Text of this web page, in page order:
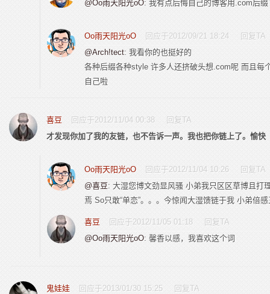
@Oo雨天阳光oO: 我有点后悔自己的博客用.com后
Oo雨天阳光oO 回应于2012/09/21 18:24
回复TA
@Arch!tect: 我看你的也挺好的
各种后缀各种style 许多人还挤破头想.com呢 而且每
自己啦
喜豆 回应于2012/11/04 00:38
回复TA
才发现你加了我的友链，也不告诉一声。我也把你链上了。愉快
Oo雨天阳光oO 回应于2012/11/04 10:26
回复TA
@喜豆: 大湿您博文劲显风骚 小弟我只区区草博且打
焉 So只敢“单恋”。。。今惊闻大湿馈链于我 小弟倍
喜豆 回应于2012/11/05 01:18
回复TA
@Oo雨天阳光oO: 馨香以感，我喜欢这个词
鬼娃娃 回应于2013/01/30 15:25
回复TA